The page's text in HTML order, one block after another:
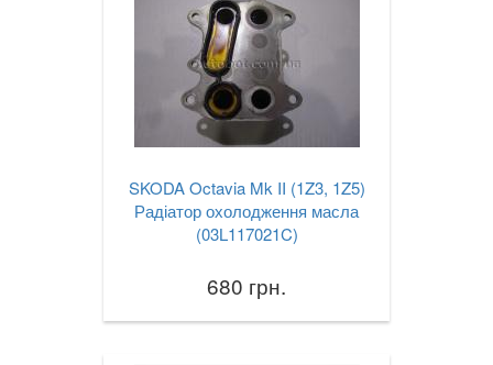
SKODA Octavia Mk II (1Z3, 1Z5)
Радіатор охолодження масла
(03L117021C)
680 грн.